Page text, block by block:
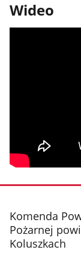
Wideo
stopka
Komenda
Pożarnej
Koluszkach